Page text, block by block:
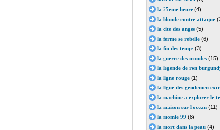
la 25eme heure (4)
la blonde contre attaque
la cite des anges (5)
la ferme se rebelle (6)
la fin des temps (3)
la guerre des mondes (15)
la legende de ron
la ligne rouge (1)
la ligue des gentlemen
la machine a explorer le
la maison sur l ocean (11)
la momie 99 (8)
la mort dans la peau (4)